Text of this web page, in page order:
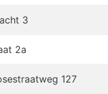
3
2a
127